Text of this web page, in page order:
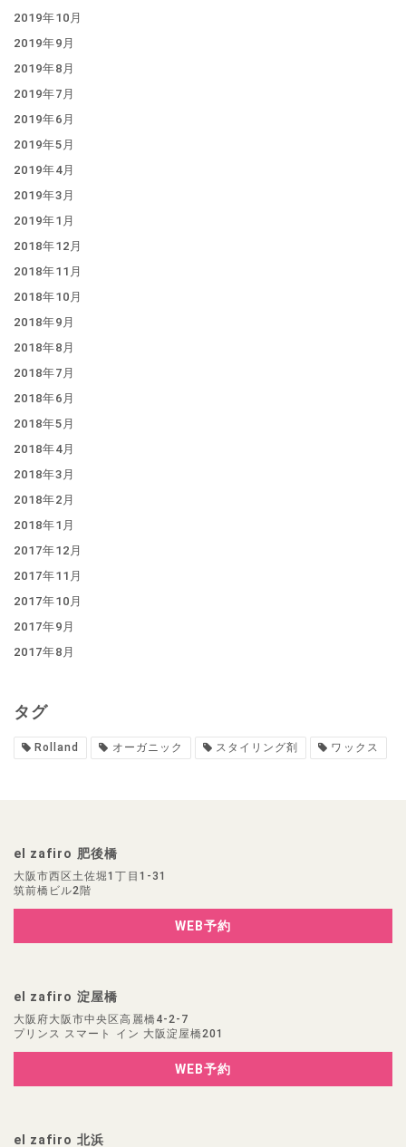
2019年10月
2019年9月
2019年8月
2019年7月
2019年6月
2019年5月
2019年4月
2019年3月
2019年1月
2018年12月
2018年11月
2018年10月
2018年9月
2018年8月
2018年7月
2018年6月
2018年5月
2018年4月
2018年3月
2018年2月
2018年1月
2017年12月
2017年11月
2017年10月
2017年9月
2017年8月
タグ
Rolland オーガニック スタイリング剤 ワックス
el zafiro 肥後橋
大阪市西区土佐堀1丁目1-31
筑前橋ビル2階
WEB予約
el zafiro 淀屋橋
大阪府大阪市中央区高麗橋4-2-7
プリンス スマート イン 大阪淀屋橋201
WEB予約
el zafiro 北浜